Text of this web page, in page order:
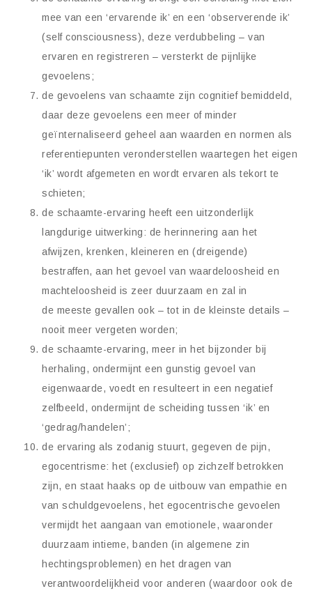
mee van een ‘ervarende ik’ en een ‘observerende ik’
(self consciousness), deze verdubbeling – van
ervaren en registreren – versterkt de pijnlijke
gevoelens;
de gevoelens van schaamte zijn cognitief bemiddeld,
daar deze gevoelens een meer of minder
geïnternaliseerd geheel aan waarden en normen als
referentiepunten veronderstellen waartegen het eigen
‘ik’ wordt afgemeten en wordt ervaren als tekort te
schieten;
de schaamte-ervaring heeft een uitzonderlijk
langdurige uitwerking: de herinnering aan het
afwijzen, krenken, kleineren en (dreigende)
bestraffen, aan het gevoel van waardeloosheid en
machteloosheid is zeer duurzaam en zal in
de meeste gevallen ook – tot in de kleinste details –
nooit meer vergeten worden;
de schaamte-ervaring, meer in het bijzonder bij
herhaling, ondermijnt een gunstig gevoel van
eigenwaarde, voedt en resulteert in een negatief
zelfbeeld, ondermijnt de scheiding tussen ‘ik’ en
‘gedrag/handelen’;
de ervaring als zodanig stuurt, gegeven de pijn,
egocentrisme: het (exclusief) op zichzelf betrokken
zijn, en staat haaks op de uitbouw van empathie en
van schuldgevoelens, het egocentrische gevoelen
vermijdt het aangaan van emotionele, waaronder
duurzaam intieme, banden (in algemene zin
hechtingsproblemen) en het dragen van
verantwoordelijkheid voor anderen (waardoor ook de